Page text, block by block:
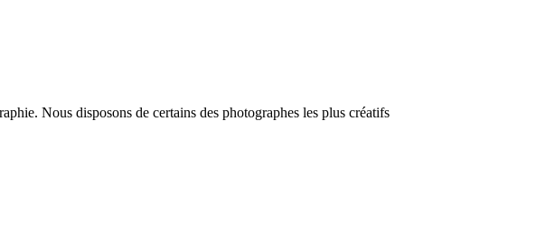
Nous disposons de certains des photographes les plus créatifs